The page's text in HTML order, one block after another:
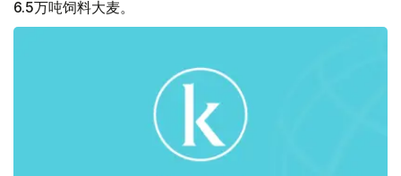
6.5万吨饲料大麦。